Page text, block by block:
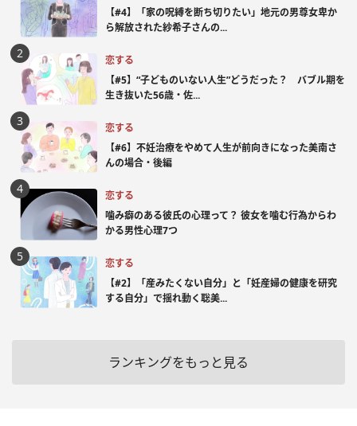
【#4】「家の呪縛を断ち切りたい」地元の男尊女卑か
ら解放された紗希子さんの...
恋する
【#5】“子どものいない人生”どうだった？ バブル期を
生き抜いた56歳・佐...
恋する
【#6】不妊治療をやめて人生が前向きになった美南さ
んの場合・後編
恋する
噛み癖のある彼氏の心理って？ 彼女を噛む行為からわ
かる男性心理7つ
恋する
【#2】「産みたくない自分」と「妊産婦の健康を研究
する自分」で揺れ動く聡美...
ランキングをもっと見る